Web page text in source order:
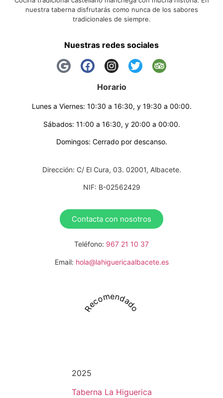
nuestra taberna disfrutarás como nunca de los sabores
tradicionales de siempre.
Nuestras redes sociales
Horario
Lunes a Viernes: 10:30 a 16:30, y 19:30 a 00:00.
Sábados: 11:00 a 16:30, y 20:00 a 00:00.
Domingos: Cerrado por descanso.
Dirección: C/ El Cura, 03. 02001, Albacete.
NIF: B-02562429
Contacta con nosotros
Teléfono: 967 21 10 37
Email: hola@lahiguericaalbacete.es
Recomendado
2025
Taberna La Higuerica